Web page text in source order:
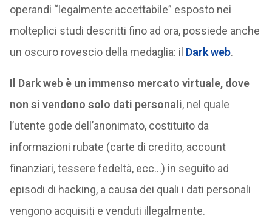
operandi “legalmente accettabile” esposto nei
molteplici studi descritti fino ad ora, possiede anche
un oscuro rovescio della medaglia: il Dark web.
Il Dark web è un immenso mercato virtuale, dove
non si vendono solo dati personali, nel quale
l’utente gode dell’anonimato, costituito da
informazioni rubate (carte di credito, account
finanziari, tessere fedeltà, ecc…) in seguito ad
episodi di hacking, a causa dei quali i dati personali
vengono acquisiti e venduti illegalmente.